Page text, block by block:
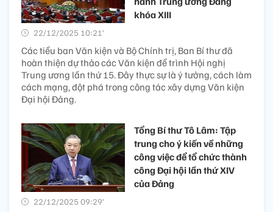
khóa XIII
22/12/2025 10:21’
Các tiểu ban Văn kiện và Bộ Chính trị, Ban Bí thư đã
hoàn thiện dự thảo các Văn kiện để trình Hội nghị
Trung ương lần thứ 15. Đây thực sự là ý tưởng, cách làm
cách mạng, đột phá trong công tác xây dựng Văn kiện
Đại hội Đảng.
Tổng Bí thư Tô Lâm: Tập
trung cho ý kiến về những
công việc để tổ chức thành
công Đại hội lần thứ XIV
của Đảng
22/12/2025 09:29’